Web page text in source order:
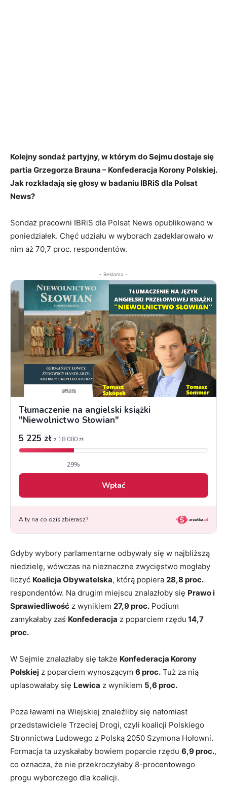
Kolejny sondaż partyjny, w którym do Sejmu dostaje się
partia Grzegorza Brauna – Konfederacja Korony Polskiej.
Jak rozkładają się głosy w badaniu IBRiS dla Polsat
News?
Sondaż pracowni IBRiS dla Polsat News opublikowano w
poniedziałek. Chęć udziału w wyborach zadeklarowało w
nim aż 70,7 proc. respondentów.
- Reklama -
Gdyby wybory parlamentarne odbywały się w najbliższą
niedzielę, wówczas na nieznaczne zwycięstwo mogłaby
liczyć Koalicja Obywatelska, którą popiera 28,8 proc.
respondentów. Na drugim miejscu znalazłoby się Prawo i
Sprawiedliwość z wynikiem 27,9 proc. Podium
zamykałaby zaś Konfederacja z poparciem rzędu 14,7
proc.
W Sejmie znalazłaby się także Konfederacja Korony
Polskiej z poparciem wynoszącym 6 proc. Tuż za nią
uplasowałaby się Lewica z wynikiem 5,6 proc.
Poza ławami na Wiejskiej znaleźliby się natomiast
przedstawiciele Trzeciej Drogi, czyli koalicji Polskiego
Stronnictwa Ludowego z Polską 2050 Szymona Hołowni.
Formacja ta uzyskałaby bowiem poparcie rzędu 6,9 proc.,
co oznacza, że nie przekroczyłaby 8-procentowego
progu wyborczego dla koalicji.